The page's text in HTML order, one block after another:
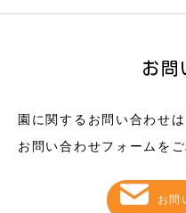
お問
園に関するお問い合わせは
お問い合わせフォームをご
お問